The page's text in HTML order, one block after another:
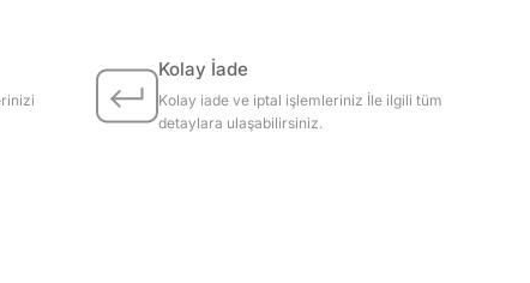
Kolay İade
Kolay iade ve iptal işlemleriniz İle ilgili tüm
detaylara ulaşabilirsiniz.